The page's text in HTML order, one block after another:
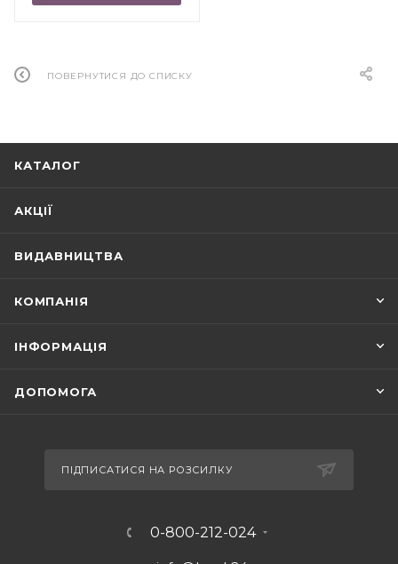
ПОВЕРНУТИСЯ ДО СПИСКУ
КАТАЛОГ
АКЦІЇ
ВИДАВНИЦТВА
КОМПАНІЯ
ІНФОРМАЦІЯ
ДОПОМОГА
ПІДПИСАТИСЯ НА РОЗСИЛКУ
0-800-212-024